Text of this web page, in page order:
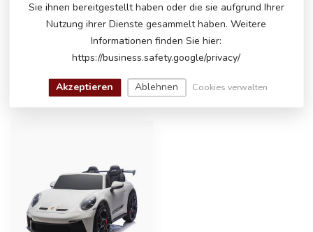
Bitte kontaktieren Sie unseren Kundenservice
überinfo@atoys.nloder+31 40 282 7447
helfen Ihnen gerne weiter!
ZULETZT ANGESEHEN
Sie ihnen bereitgestellt haben oder die sie aufgrund Ihrer
Nutzung ihrer Dienste gesammelt haben. Weitere
Informationen finden Sie hier:
https://business.safety.google/privacy/
Akzeptieren Ablehnen Cookies verwalten